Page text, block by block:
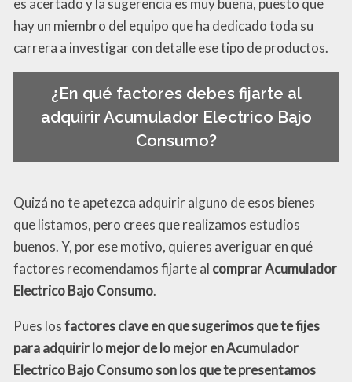
hay un miembro del equipo que ha dedicado toda su
carrera a investigar con detalle ese tipo de productos.
¿En qué factores debes fijarte al
adquirir Acumulador Electrico Bajo
Consumo?
Quizá no te apetezca adquirir alguno de esos bienes
que listamos, pero crees que realizamos estudios
buenos. Y, por ese motivo, quieres averiguar en qué
factores recomendamos fijarte al comprar Acumulador
Electrico Bajo Consumo.
Pues losfactores clave en que sugerimos que te fijes
para adquirir lo mejor de lo mejor en Acumulador
Electrico Bajo Consumo son los que te presentamos